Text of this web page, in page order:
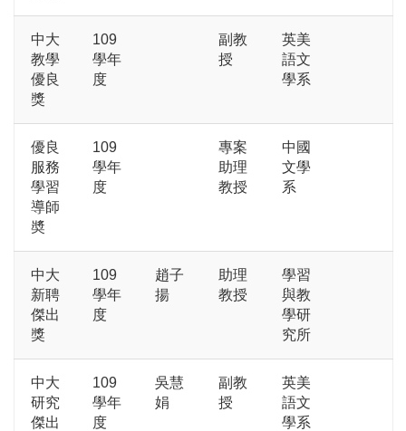
中大
教學
優良
獎
109
學年
度
副教
授
英美
語文
學系
優良
服務
學習
導師
奬
109
學年
度
專案
助理
教授
中國
文學
系
中大
新聘
傑出
獎
109
學年
度
趙子
揚
助理
教授
學習
與教
學研
究所
中大
研究
傑出
109
學年
度
吳慧
娟
副教
授
英美
語文
學系